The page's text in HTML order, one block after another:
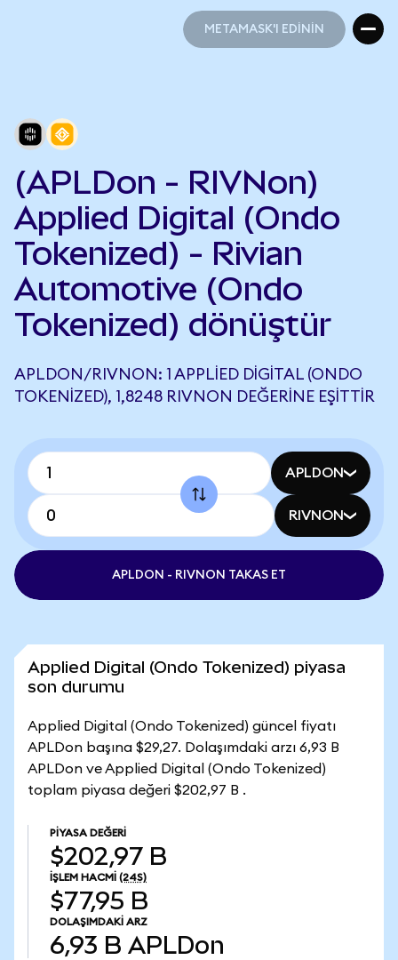
METAMASK'I EDİNİN
(APLDon - RIVNon)
Applied Digital (Ondo
Tokenized) - Rivian
Automotive (Ondo
Tokenized) dönüştür
APLDON/RIVNON: 1 APPLIED DIGITAL (ONDO
TOKENIZED), 1,8248 RIVNON DEĞERINE EŞITTIR
APLDON
RIVNON
APLDON - RIVNON TAKAS ET
Applied Digital (Ondo Tokenized) piyasa
son durumu
Applied Digital (Ondo Tokenized) güncel fiyatı
APLDon başına $29,27. Dolaşımdaki arzı 6,93 B
APLDon ve Applied Digital (Ondo Tokenized)
toplam piyasa değeri $202,97 B .
PIYASA DEĞERI
$202,97 B
İŞLEM HACMI (24S)
$77,95 B
DOLAŞIMDAKI ARZ
6,93 B APLDon